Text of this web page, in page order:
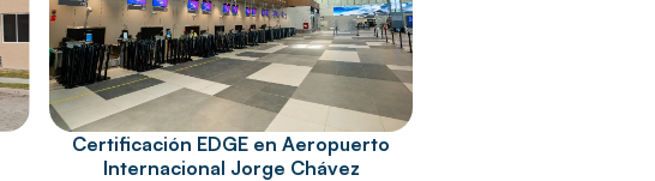
Certificación EDGE en Aeropuerto
Internacional Jorge Chávez